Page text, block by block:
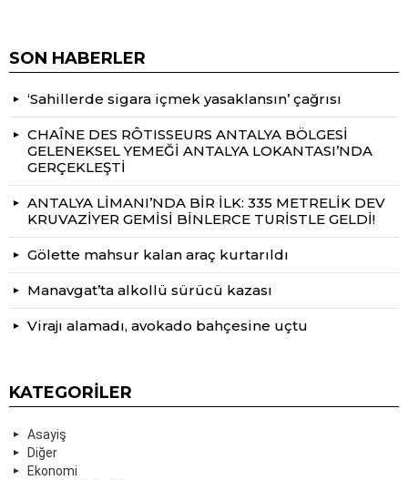
SON HABERLER
‘Sahillerde sigara içmek yasaklansın’ çağrısı
CHAÎNE DES RÔTISSEURS ANTALYA BÖLGESİ
GELENEKSEL YEMEĞİ ANTALYA LOKANTASI’NDA
GERÇEKLEŞTİ
ANTALYA LİMANI’NDA BİR İLK: 335 METRELİK DEV
KRUVAZİYER GEMİSİ BİNLERCE TURİSTLE GELDİ!
Gölette mahsur kalan araç kurtarıldı
Manavgat’ta alkollü sürücü kazası
Virajı alamadı, avokado bahçesine uçtu
KATEGORILER
Asayiş
Diğer
Ekonomi